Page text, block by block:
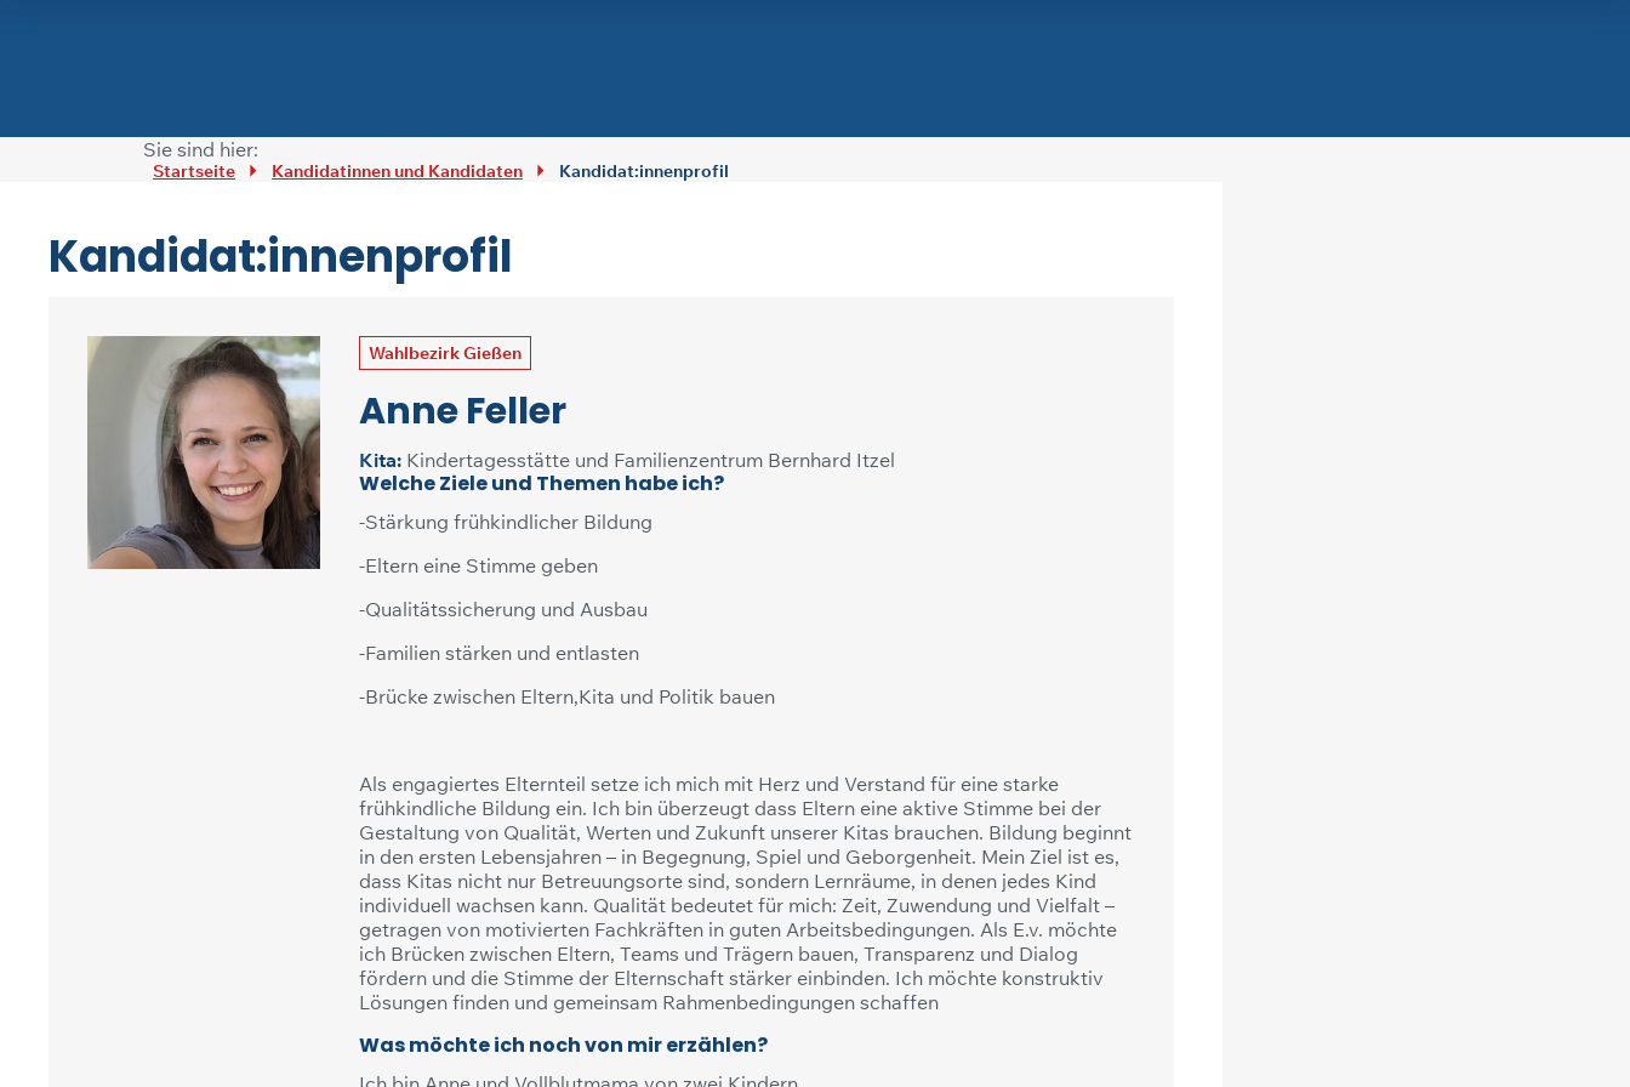
Zum Inhalt springenSie sind hier:
Startseite Kandidatinnen und Kandidaten Kandidat:innenprofil
Kandidat:innenprofil
Wahlbezirk Gießen
Anne Feller
Kita: Kindertagesstätte und Familienzentrum Bernhard Itzel
Welche Ziele und Themen habe ich?
-Stärkung frühkindlicher Bildung
-Eltern eine Stimme geben
-Qualitätssicherung und Ausbau
-Familien stärken und entlasten
-Brücke zwischen Eltern,Kita und Politik bauen
Als engagiertes Elternteil setze ich mich mit Herz und Verstand für eine starke
frühkindliche Bildung ein. Ich bin überzeugt dass Eltern eine aktive Stimme bei der
Gestaltung von Qualität, Werten und Zukunft unserer Kitas brauchen. Bildung beginnt
in den ersten Lebensjahren – in Begegnung, Spiel und Geborgenheit. Mein Ziel ist es,
dass Kitas nicht nur Betreuungsorte sind, sondern Lernräume, in denen jedes Kind
individuell wachsen kann. Qualität bedeutet für mich: Zeit, Zuwendung und Vielfalt –
getragen von motivierten Fachkräften in guten Arbeitsbedingungen. Als E.v. möchte
ich Brücken zwischen Eltern, Teams und Trägern bauen, Transparenz und Dialog
fördern und die Stimme der Elternschaft stärker einbinden. Ich möchte konstruktiv
Lösungen finden und gemeinsam Rahmenbedingungen schaffen
Was möchte ich noch von mir erzählen?